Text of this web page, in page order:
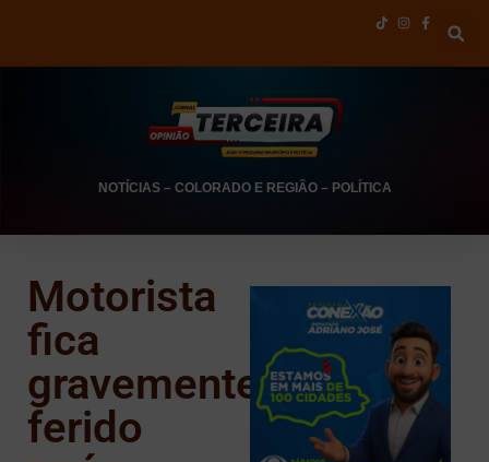
NOTÍCIAS– COLORADO E REGIÃO– POLÍTICA
Motorista
fica
gravemente
ferido